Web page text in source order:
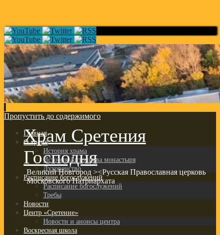
Храм Сретения
Господня
Великий Новгород ><Русская Православная церковь
Московского Патриархата
Пропустить до содержимого
Главная
О храме
История храма
История Антониева монастыря
Духовенство
Расписание богослужений
Расписание богослужений
Требы
Новости
Центр «Сретение»
Новости и анонсы центра
Воскресная школа